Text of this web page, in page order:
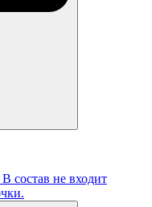
состав не входит